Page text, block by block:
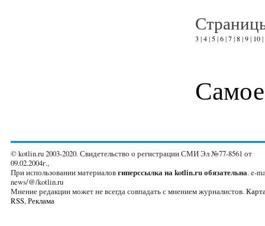
3 |4| 5|6|7|8|9| 10|
© kotlin.ru 2003-2020. Свидетельство о регистрации СМИ Эл №77-8561 от
09.02.2004г.,
При использовании материаловгиперссылка на kotlin.ru обязательна. e-
news/@/kotlin.ru
Мнение редакции может не всегда совпадать с мнением журналистов.
RSS,Реклама